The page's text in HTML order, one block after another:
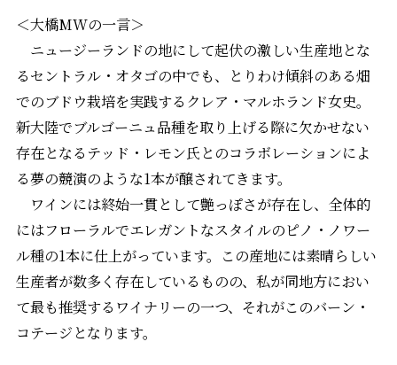
＜大橋MWの一言＞
ニュージーランドの地にして起伏の激しい生産地とな
るセントラル・オタゴの中でも、とりわけ傾斜のある畑
でのブドウ栽培を実践するクレア・マルホランド女史。
新大陸でブルゴーニュ品種を取り上げる際に欠かせない
存在となるテッド・レモン氏とのコラボレーションによ
る夢の競演のような1本が醸されてきます。
ワインには終始一貫として艶っぽさが存在し、全体的
にはフローラルでエレガントなスタイルのピノ・ノワー
ル種の1本に仕上がっています。この産地には素晴らしい
生産者が数多く存在しているものの、私が同地方におい
て最も推奨するワイナリーの一つ、それがこのバーン・
コテージとなります。